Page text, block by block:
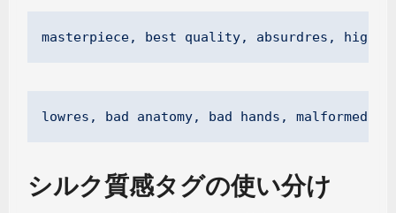
masterpiece, best quality, absurdres,
lowres, bad anatomy, bad hands,
シルク質感タグの使い分け